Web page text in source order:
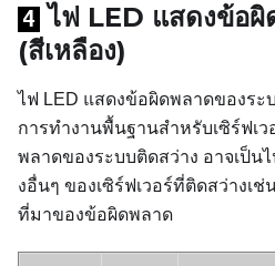
4 ไฟ LED แสดงข้อผิ
(สีเหลือง)
ไฟ LED แสดงข้อผิดพลาดของร
การทำงานพื้นฐานสำหรับเซิร์ฟเ
พลาดของระบบติดสว่าง อาจเป็น
งอื่นๆ ของเซิร์ฟเวอร์ที่ติดสว่างเ
ที่มาของข้อผิดพลาด